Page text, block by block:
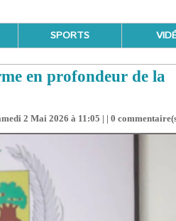
SPORTS
en profondeur de la
2 Mai 2026 à 11:05 | | 0